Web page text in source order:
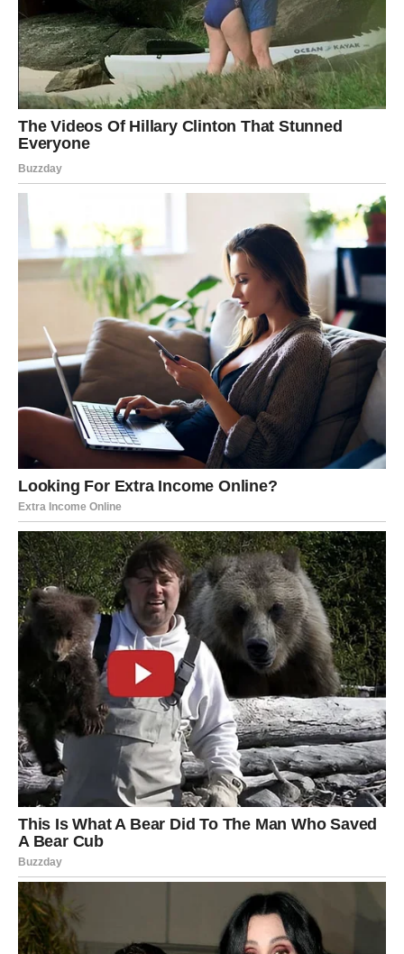
Ovo je ciklus unutrašnje transformacije.
Ako Škorpija uspe da pusti prošlost, sudbina joj donosi
novo poglavlje koje je daleko lakše, svetlije i ispunjenije
nego što može da zamisli.